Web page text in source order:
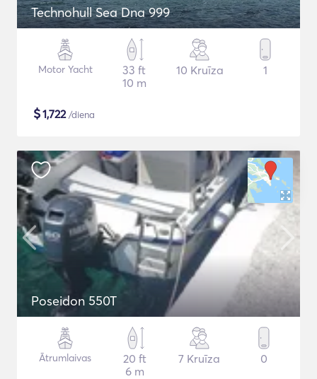
Technohull Sea Dna 999
Motor Yacht
33 ft
10 m
10 Kruīza 1
$1,722/diena
Poseidon 550T
Ātrumlaivas
20 ft
6 m
7 Kruīza 0